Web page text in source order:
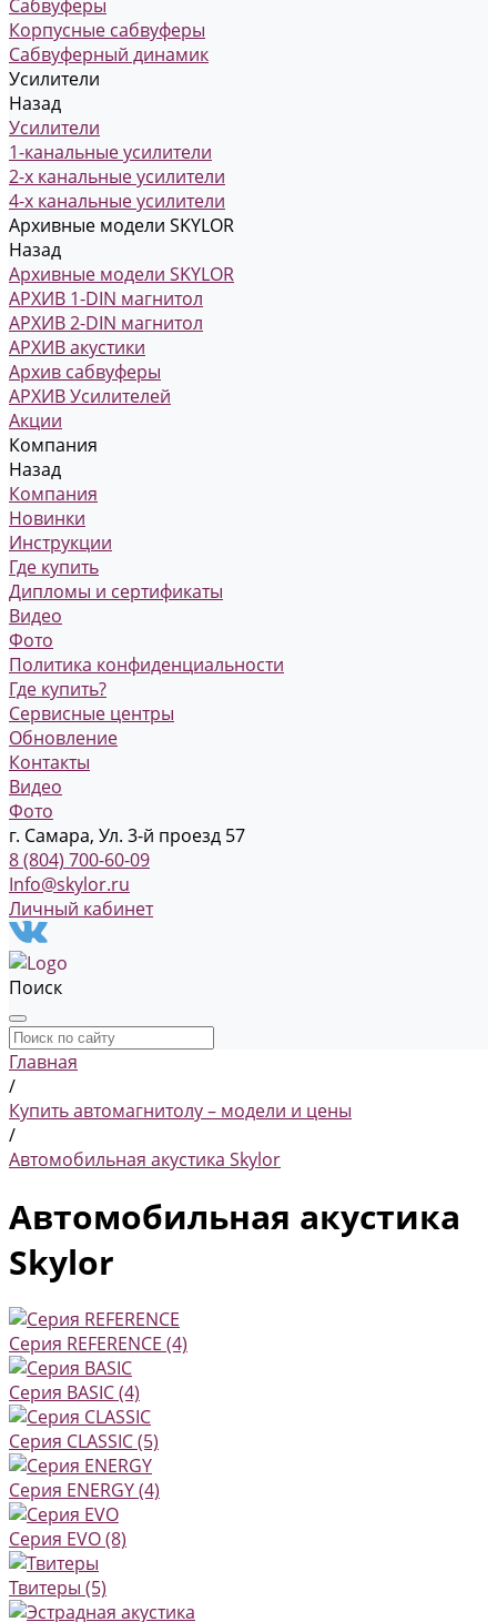
Сабвуферы
Корпусные сабвуферы
Сабвуферный динамик
Усилители
Назад
Усилители
1-канальные усилители
2-х канальные усилители
4-х канальные усилители
Архивные модели SKYLOR
Назад
Архивные модели SKYLOR
АРХИВ 1-DIN магнитол
АРХИВ 2-DIN магнитол
АРХИВ акустики
Архив сабвуферы
АРХИВ Усилителей
Акции
Компания
Назад
Компания
Новинки
Инструкции
Где купить
Дипломы и сертификаты
Видео
Фото
Политика конфиденциальности
Где купить?
Сервисные центры
Обновление
Контакты
Видео
Фото
г. Самара, Ул. 3-й проезд 57
8 (804) 700-60-09
Info@skylor.ru
Личный кабинет
Поиск
Главная
/
Купить автомагнитолу – модели и цены
/
Автомобильная акустика Skylor
Автомобильная акустика
Skylor
Серия REFERENCE (4)
Серия BASIC(4)
Серия CLASSIC(5)
Серия ENERGY(4)
Серия EVO(8)
Твитеры (5)